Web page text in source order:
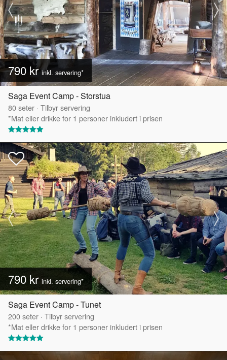
790 krinkl. servering*
Saga Event Camp - Storstua
80seter · Tilbyr servering
*Mat eller drikke for 1 personer inkludert i prisen
790 kr inkl. servering*
Saga Event Camp - Tunet
200seter · Tilbyr servering
*Mat eller drikke for 1 personer inkludert i prisen